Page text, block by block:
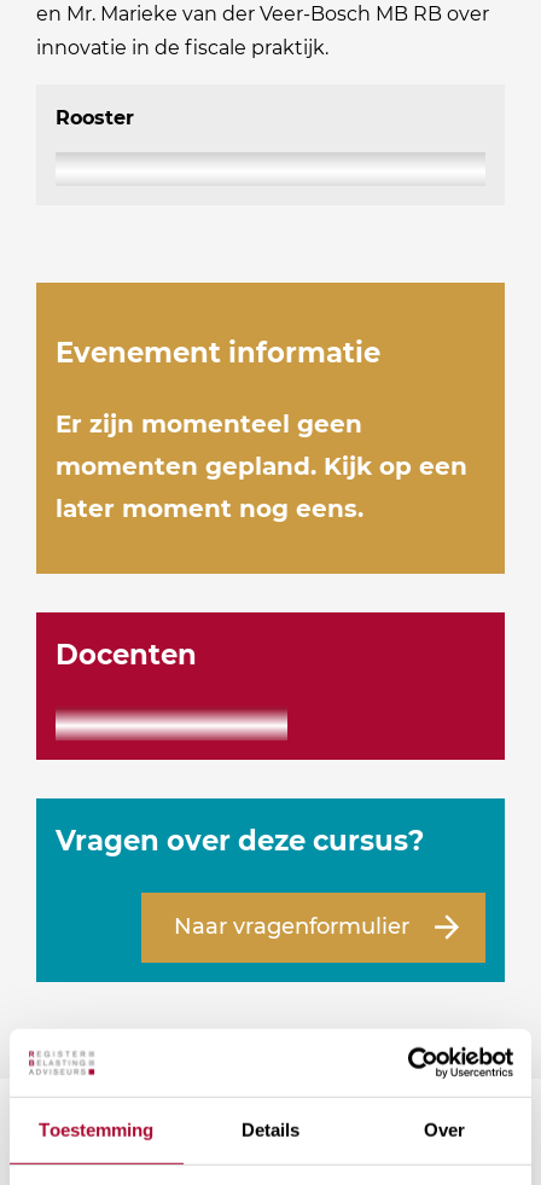
Toestemming Details Over
en Mr. Marieke van der Veer-Bosch MB RB over
innovatie in de fiscale praktijk.
Rooster
Evenement informatie
Er zijn momenteel geen
momenten gepland. Kijk op een
later moment nog eens.
Docenten
Vragen over deze cursus?
Naar vragenformulier
Suggesties